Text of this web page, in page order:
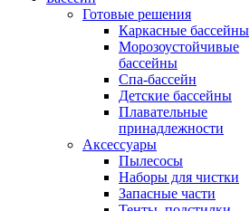
Готовые решения
Каркасные бассейны
Морозоустойчивые
бассейны
Спа-бассейн
Детские бассейны
Плавательные
принадлежности
Аксессуары
Пылесосы
Наборы для чистки
Запасные части